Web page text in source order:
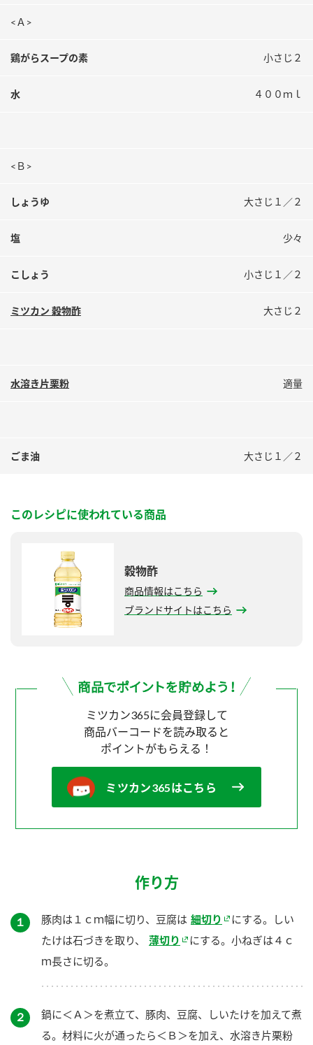
<Ａ>
鶏がらスープの素 小さじ２
水 ４００ｍｌ
<Ｂ>
しょうゆ 大さじ１／２
塩 少々
こしょう 小さじ１／２
ミツカン 穀物酢 大さじ２
水溶き片栗粉 適量
ごま油 大さじ１／２
このレシピに使われている商品
穀物酢
商品情報はこちら
ブランドサイトはこちら
ミツカン365に会員登録して
商品バーコードを読み取ると
ポイントがもらえる！
ミツカン365はこちら
作り方
１ 豚肉は１ｃｍ幅に切り、豆腐は 細切り
にする。しい
たけは石づきを取り、
薄切り
にする。小ねぎは４ｃ
ｍ長さに切る。
２
鍋に＜Ａ＞を煮立て、豚肉、豆腐、しいたけを加えて煮
る。材料に火が通ったら＜Ｂ＞を加え、水溶き片栗粉